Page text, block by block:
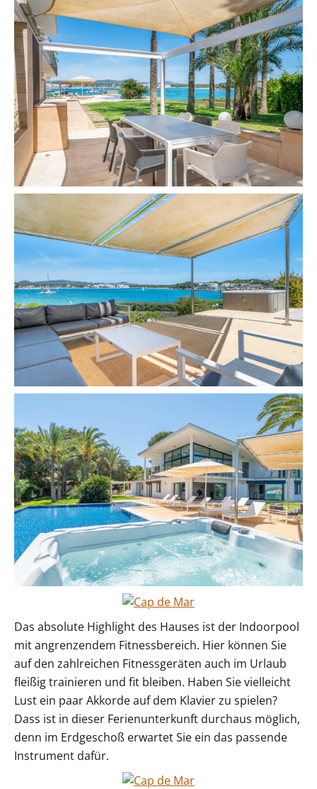
Das absolute Highlight des Hauses ist der Indoorpool
mit angrenzendem Fitnessbereich. Hier können Sie
auf den zahlreichen Fitnessgeräten auch im Urlaub
fleißig trainieren und fit bleiben. Haben Sie vielleicht
Lust ein paar Akkorde auf dem Klavier zu spielen?
Dass ist in dieser Ferienunterkunft durchaus möglich,
denn im Erdgeschoß erwartet Sie ein das passende
Instrument dafür.